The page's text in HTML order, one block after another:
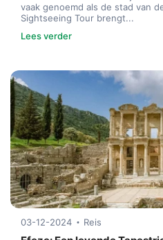
vaak genoemd als de stad van
Sightseeing Tour brengt...
Lees verder
03-12-2024 Reis